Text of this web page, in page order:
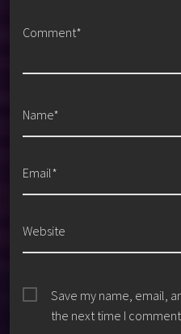
Comment*
Name*
Email*
Website
Save my name, email,
the next time I